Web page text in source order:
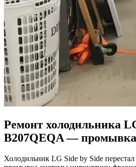
Ремонт холодильника
B207QEQA —
Холодильник LG Side by Side